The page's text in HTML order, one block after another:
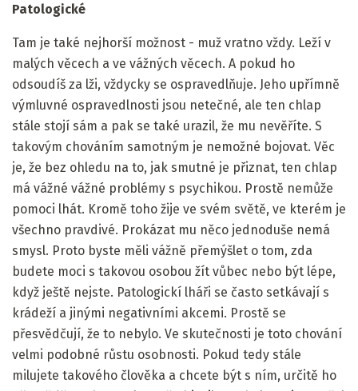
Patologické
Tam je také nejhorší možnost - muž vratno vždy. Leží v
malých věcech a ve vážných věcech. A pokud ho
odsoudíš za lži, vždycky se ospravedlňuje. Jeho upřímně
výmluvné ospravedlnosti jsou netečné, ale ten chlap
stále stojí sám a pak se také urazil, že mu nevěříte. S
takovým chováním samotným je nemožné bojovat. Věc
je, že bez ohledu na to, jak smutné je přiznat, ten chlap
má vážné vážné problémy s psychikou. Prostě nemůže
pomoci lhát. Kromě toho žije ve svém světě, ve kterém je
všechno pravdivé. Prokázat mu něco jednoduše nemá
smysl. Proto byste měli vážně přemýšlet o tom, zda
budete moci s takovou osobou žít vůbec nebo být lépe,
když ještě nejste. Patologickí lháři se často setkávají s
krádeží a jinými negativními akcemi. Prostě se
přesvědčují, že to nebylo. Ve skutečnosti je toto chování
velmi podobné růstu osobnosti. Pokud tedy stále
milujete takového člověka a chcete být s ním, určitě ho